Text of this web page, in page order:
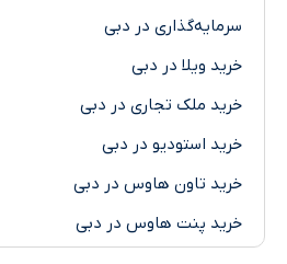
در دبی
ویلا در دبی
ملک تجاری در دبی
استودیو در دبی
تاون هاوس در دبی
پنت هاوس در دبی